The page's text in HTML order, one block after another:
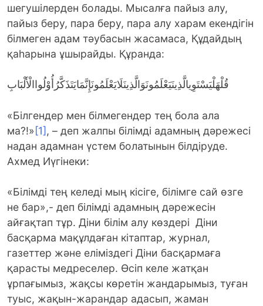
шегушілерден болады. Мысалға пайыз алу,
пайыз беру, пара беру, пара алу харам екендігін
білмеген адам тәубасын жасамаса, Құдайдың
қаһарына ұшырайды. Құранда:
قُلْهَلْيَسْتَوِيالَّذِينَيَعْلَمُونَوَالَّذِينَلَايَعْلَمُونَإِنَّمَايَتَذَكَّرُأُوْلُواالْأَلْبَابِ
«Білгендер мен білмегендер тең бола ала
ма?!»[1], – деп жалпы білімді адамның дәрежесі
надан адамнан үстем болатынын білдіруде.
Ахмед Иүгінеки:
«Білімді тең келеді мың кісіге, білімге сай өзге
не бар»,- деп білімді адамның дәрежесін
айғақтап тұр. Діни білім алу көздері Діни
басқарма мақұлдаған кітаптар, журнал,
газеттер және еліміздегі Діни басқармаға
қарасты медреселер. Өсіп келе жатқан
ұрпағымыз, жақсы көретін жандарымыз, туған
туыс, жақын-жарандар адасып, жаман